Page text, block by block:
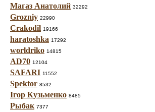
Магаз Анатолий 32292
Grozniy 22990
Crakodil 19166
haratoshka 17292
worldriko 14815
AD70 12104
SAFARI 11552
Spektor 8532
Ігор Кузьменко 8485
Рыбак 7377